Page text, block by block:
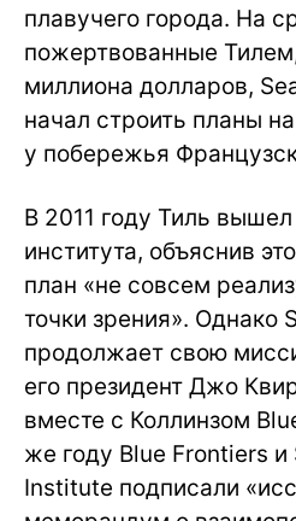
плавучего города. На
пожертвованные
миллиона долларов,
начал строить планы
у побережья
В 2011 году Тиль вышел
института, объяснив
план «не совсем
точки зрения». Однако
продолжает свою
его президент Джо
вместе с Коллинзом
же году Blue Frontiers
Institute подписали